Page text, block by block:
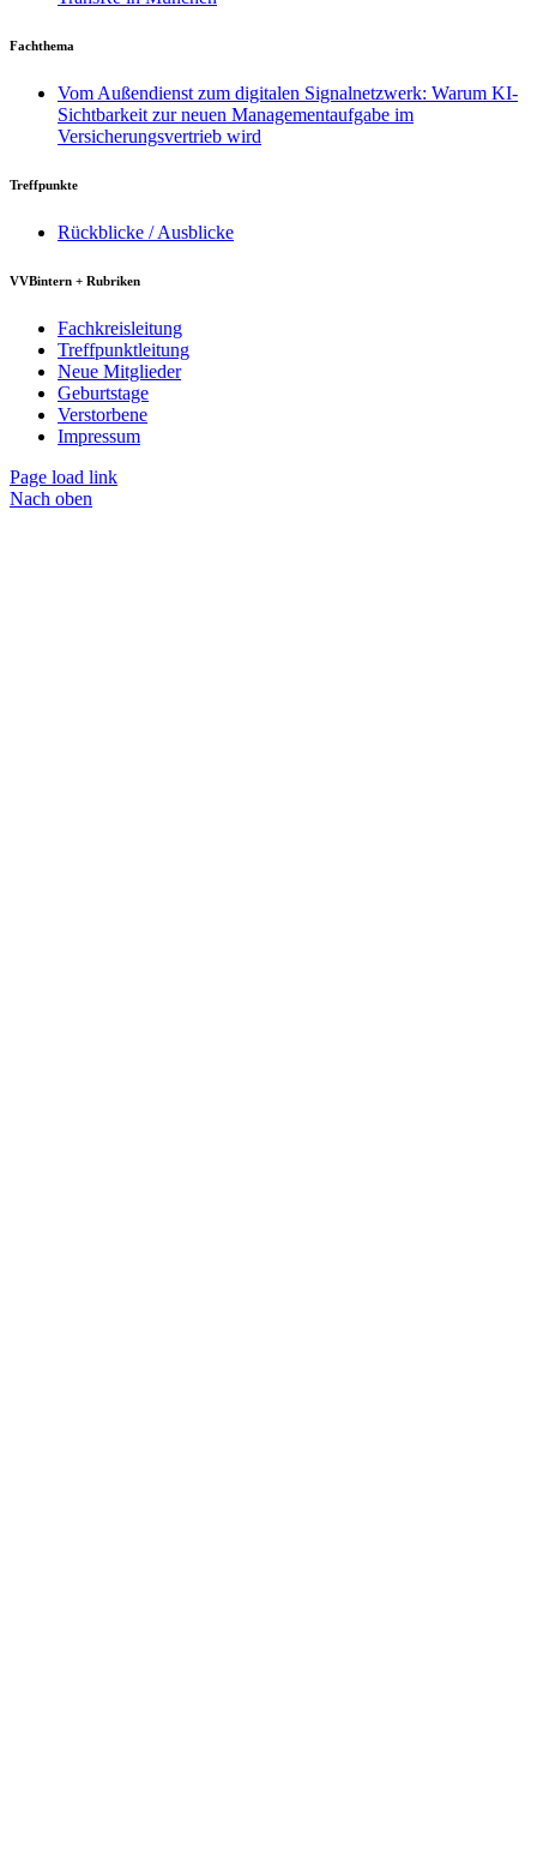
Fachthema
Vom Außendienst zum digitalen Signalnetzwerk: Warum KI-
Sichtbarkeit zur neuen Managementaufgabe im
Versicherungsvertrieb wird
Treffpunkte
Rückblicke / Ausblicke
VVBintern + Rubriken
Fachkreisleitung
Treffpunktleitung
Neue Mitglieder
Geburtstage
Verstorbene
Impressum
Page load link
Nach oben